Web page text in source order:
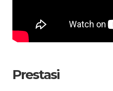
Prestasi